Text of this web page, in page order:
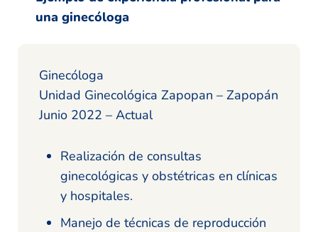
una ginecóloga
Ginecóloga
Unidad Ginecológica Zapopan – Zapopán
Junio 2022 – Actual
Realización de consultas
ginecológicas y obstétricas en clínicas
y hospitales.
Manejo de técnicas de reproducción